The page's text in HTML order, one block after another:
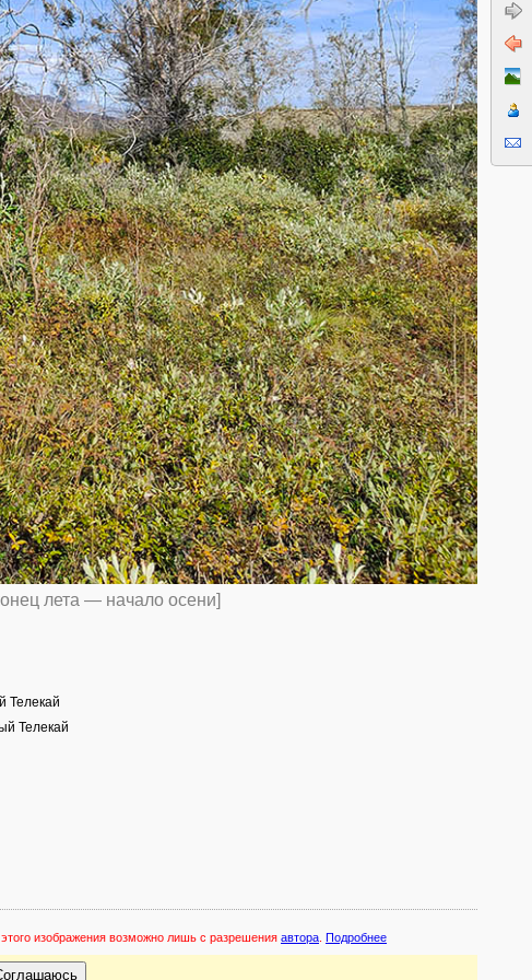
лета — начало осени]
Телекай
Телекай
изображения возможно лишь с разрешения автора Подробнее